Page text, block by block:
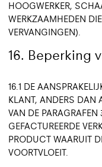
HOOGWERKER,
WERKZAAMHEDEN
VERVANGINGEN).
16. Beperking
16.1 DE
KLANT, ANDERS DAN
VAN DE PARAGRAFEN
GEFACTUREERDE
PRODUCT WAARUIT
VOORTVLOEIT.